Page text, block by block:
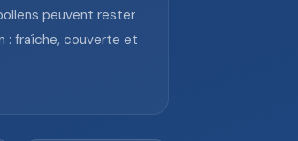
peuvent rester
: fraîche, couverte et